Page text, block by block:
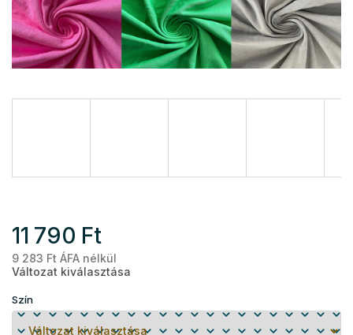
11 790 Ft
9 283 Ft ÁFA nélkül
Változat kiválasztása
Szín